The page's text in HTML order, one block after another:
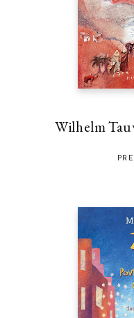
Wilhelm